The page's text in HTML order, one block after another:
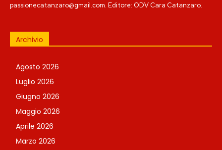
passionecatanzaro@gmail.com. Editore: ODV Cara Catanzaro.
Archivio
Agosto 2026
Luglio 2026
Giugno 2026
Maggio 2026
Aprile 2026
Marzo 2026